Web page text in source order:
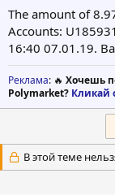
The amount of
Accounts:
16:40 07.01.19.
Реклама: 🔥 Хочешь
Polymarket? Кликай
В этой теме